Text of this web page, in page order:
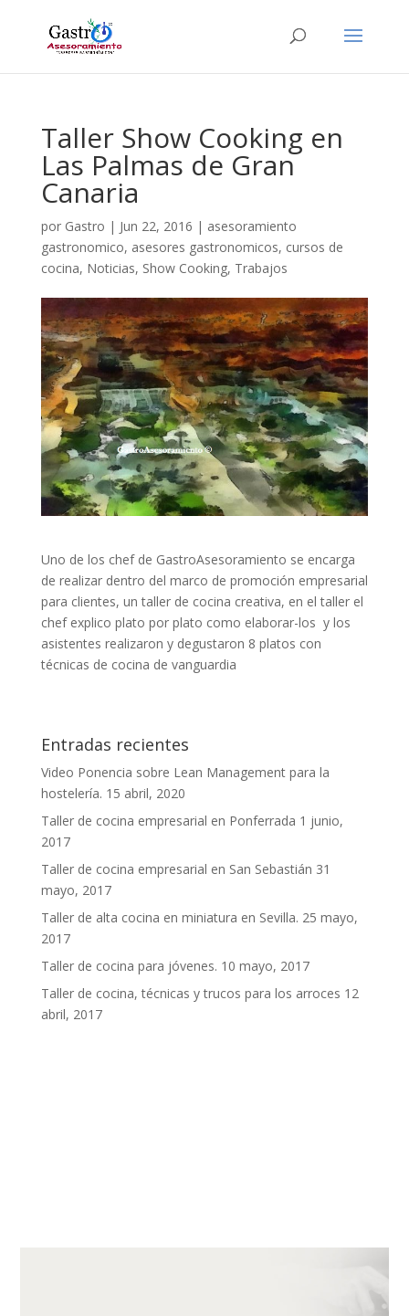
Taller Show Cooking en
Las Palmas de Gran
Canaria
por Gastro | Jun 22, 2016 | asesoramiento
gastronomico, asesores gastronomicos, cursos de
cocina, Noticias, Show Cooking, Trabajos
Uno de los chef de GastroAsesoramiento se encarga
de realizar dentro del marco de promoción empresarial
para clientes, un taller de cocina creativa, en el taller el
chef explico plato por plato como elaborar-los y los
asistentes realizaron y degustaron 8 platos con
técnicas de cocina de vanguardia
Entradas recientes
Video Ponencia sobre Lean Management para la
hostelería. 15 abril, 2020
Taller de cocina empresarial en Ponferrada 1 junio,
2017
Taller de cocina empresarial en San Sebastián 31
mayo, 2017
Taller de alta cocina en miniatura en Sevilla. 25 mayo,
2017
Taller de cocina para jóvenes. 10 mayo, 2017
Taller de cocina, técnicas y trucos para los arroces 12
abril, 2017